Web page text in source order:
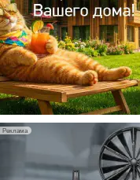
Китайская
линейку
«воздух-
Серия
включает три
4 АВГУСТА 2026
Тепловые
солнечной
4 АВГУСТА 2026
Реклама